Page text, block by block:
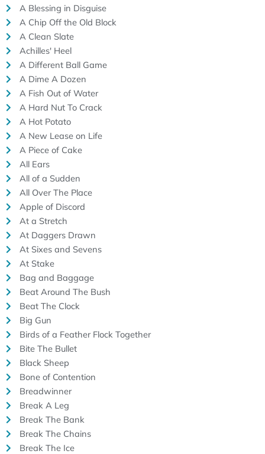
A Blessing in Disguise
A Chip Off the Old Block
A Clean Slate
Achilles' Heel
A Different Ball Game
A Dime A Dozen
A Fish Out of Water
A Hard Nut To Crack
A Hot Potato
A New Lease on Life
A Piece of Cake
All Ears
All of a Sudden
All Over The Place
Apple of Discord
At a Stretch
At Daggers Drawn
At Sixes and Sevens
At Stake
Bag and Baggage
Beat Around The Bush
Beat The Clock
Big Gun
Birds of a Feather Flock Together
Bite The Bullet
Black Sheep
Bone of Contention
Breadwinner
Break A Leg
Break The Bank
Break The Chains
Break The Ice